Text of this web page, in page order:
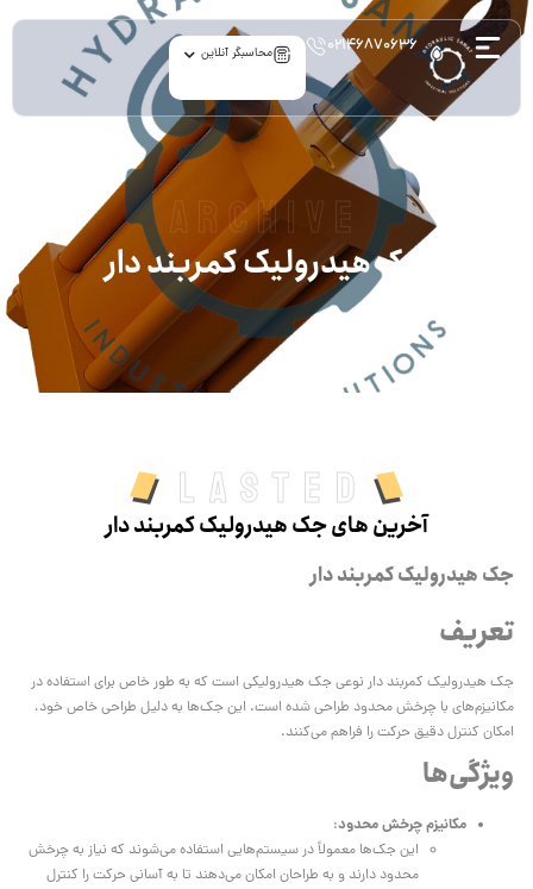
۰۲۱۴۶۸۷۰۶۳۶ محاسبگر آنلاین
archive
جک هیدرولیک کمربند دار
Lasted
آخرین های جک هیدرولیک کمربند دار
جک هیدرولیک کمربند دار
تعریف
جک هیدرولیک کمربند دار نوعی جک هیدرولیکی است که به طور خاص برای استفاده در
مکانیزم‌های با چرخش محدود طراحی شده است. این جک‌ها به دلیل طراحی خاص خود،
امکان کنترل دقیق حرکت را فراهم می‌کنند.
ویژگی‌ها
مکانیزم چرخش محدود:
این جک‌ها معمولاً در سیستم‌هایی استفاده می‌شوند که نیاز به چرخش
محدود دارند و به طراحان امکان می‌دهند تا به آسانی حرکت را کنترل